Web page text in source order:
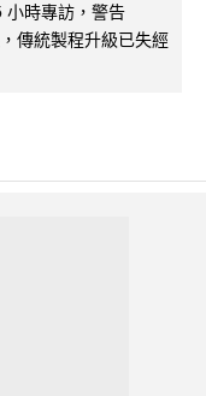
小時專訪，警告
傳統製程升級已失經